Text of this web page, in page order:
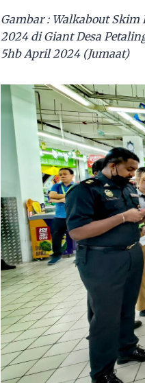
Gambar : Walkabout Skim
2024 di Giant Desa
5hb April 2024 (Jumaat)